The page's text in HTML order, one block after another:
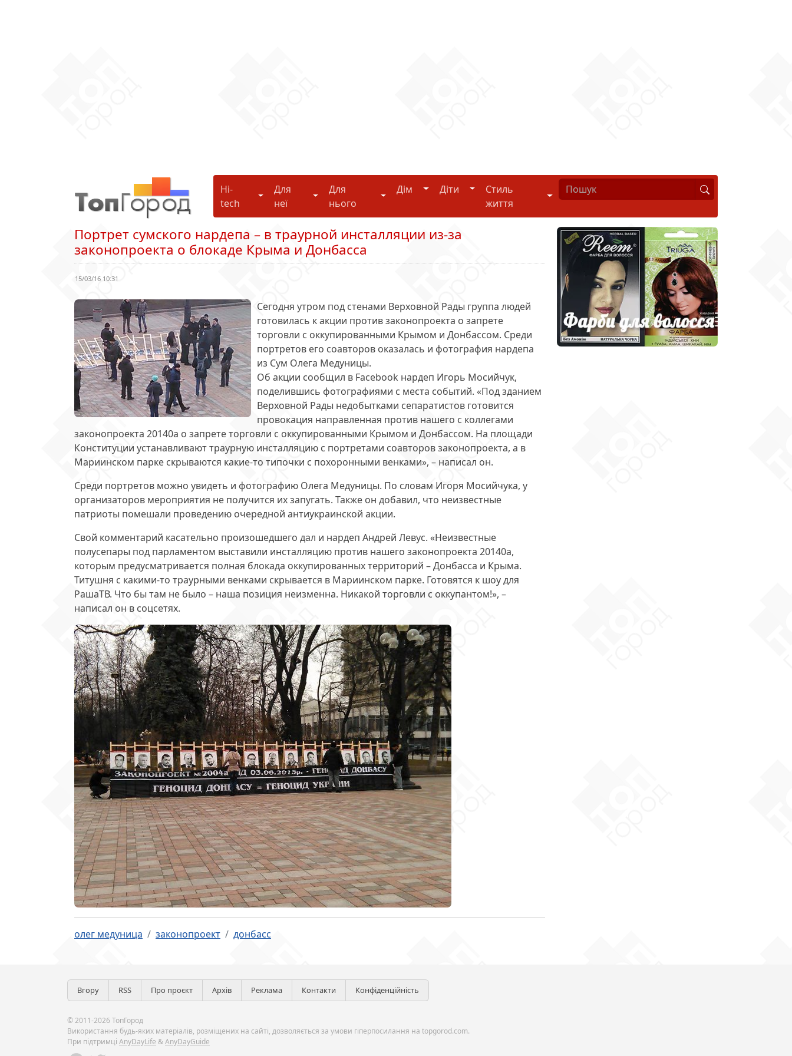
Hi-
tech
Hi-tech
Для
неї
Для неї
Для
нього
Для нього
Дім Дім Діти ДітиСтиль
життя
Стиль життя
Портрет сумского нардепа – в траурной инсталляции из-за
законопроекта о блокаде Крыма и Донбасса
15/03/16 10:31
Сегодня утром под стенами Верховной Рады группа людей
готовилась к акции против законопроекта о запрете
торговли с оккупированными Крымом и Донбассом. Среди
портретов его соавторов оказалась и фотография нардепа
из Сум Олега Медуницы.
Об акции сообщил в Facebook нардеп Игорь Мосийчук,
поделившись фотографиями с места событий. «Под зданием
Верховной Рады недобытками сепаратистов готовится
провокация направленная против нашего с коллегами
законопроекта 20140а о запрете торговли с оккупированными Крымом и Донбассом. На площади
Конституции устанавливают траурную инсталляцию с портретами соавторов законопроекта, а в
Мариинском парке скрываются какие-то типочки с похоронными венками», – написал он.
Среди портретов можно увидеть и фотографию Олега Медуницы. По словам Игоря Мосийчука, у
организаторов мероприятия не получится их запугать. Также он добавил, что неизвестные
патриоты помешали проведению очередной антиукраинской акции.
Свой комментарий касательно произошедшего дал и нардеп Андрей Левус. «Неизвестные
полусепары под парламентом выставили инсталляцию против нашего законопроекта 20140а,
которым предусматривается полная блокада оккупированных территорий – Донбасса и Крыма.
Титушня с какими-то траурными венками скрывается в Мариинском парке. Готовятся к шоу для
РашаТВ. Что бы там не было – наша позиция неизменна. Никакой торговли с оккупантом!», –
написал он в соцсетях.
олег медуница законопроект донбасс
Вгору RSS Про проєкт Архів Реклама Контакти Конфіденційність
© 2011-2026 ТопГород
Використання будь-яких матеріалів, розміщених на сайті, дозволяється за умови гіперпосилання на topgorod.com.
При підтримці AnyDayLife &AnyDayGuide